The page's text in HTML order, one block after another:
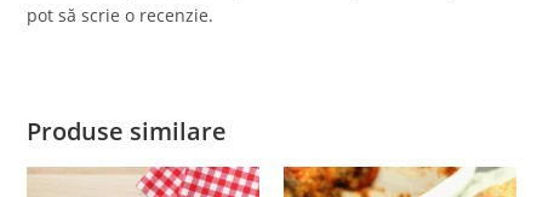
pot să scrie o recenzie.
Produse similare